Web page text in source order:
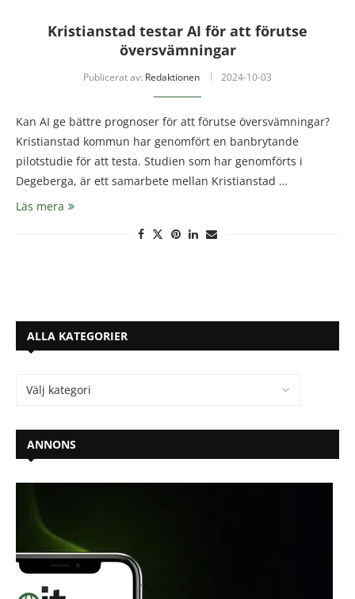
Kristianstad testar AI för att förutse
översvämningar
Publicerat av: Redaktionen 2024-10-03
Kan AI ge bättre prognoser för att förutse översvämningar?
Kristianstad kommun har genomfört en banbrytande
pilotstudie för att testa. Studien som har genomförts i
Degeberga, är ett samarbete mellan Kristianstad …
Läs mera
ALLA KATEGORIER
ANNONS